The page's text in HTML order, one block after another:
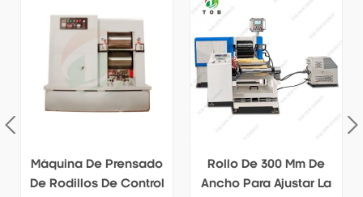
Rollo De 300 Mm De
Ancho Para Ajustar La
Máquina De Prensado
En Caliente De 100 *